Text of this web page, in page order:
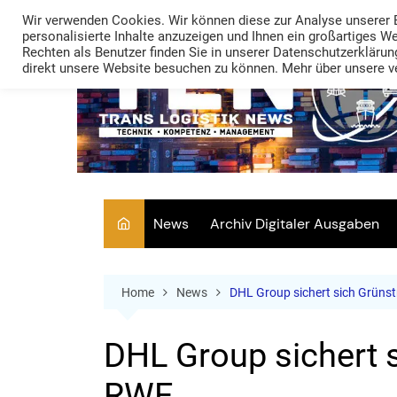
content
News Archiv Digitaler Ausgaben
Home News DHL Group sichert sich
DHL Group sichert
Wir verwenden Cookies. Wir können diese zur Analyse
personalisierte Inhalte anzuzeigen und Ihnen ein großartiges
Rechten als Benutzer finden Sie in unserer
direkt unsere Website besuchen zu können. Mehr über unsere